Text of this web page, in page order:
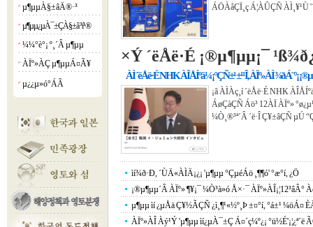
¡á µ¶µµÀ§±âÄ®·³
¡á µ¶µµ¿µÀ¯±ÇÀ§±â ³í¹®
¡á ¼¼°è°¡ º¸´Â µ¶µµ
¡á ÀÏº»ÀÇ µ¶µµÁ¤Ã¥
¡á µ¿¿µ»ó°­ÁÂ
ÁÖÀåÇÏ¸ç Á¦ÀÛÇÑ
×Ý ´ëÅë·É ¡®µ¶µµ¡¯
ÀÌ ´ëÅë·É NHK ÀÎÅÍºä¼­ ¡°ÇÑ±¹ ±¹¹Î, ÀÏº»ÀÌ ¾ðÁ¨°¡
¡ã ÀÌÀç¸í ´ëÅë·É NHK
ÁøÇàÇÑ Áö³­ 12ÀÏ ÀÏº»
¼Ò¸®³ª´Â ´ë·Î Ç¥±âÇÑ µÚ
ìí¾ð·Ð, ´ÙÄ«ÀÌÄ¡¿¡ 'µ¶µµ °ÇµéÁö ¸¶¶ó' °æ°í, ¿Ö
¡®µ¶µµ´Â ÀÏº» ¶¥¡¯ ¼Ò³à»ó Å×·¯
µ¶µµ ìí ¿µÅä Ç¥½ÃÇÑ ¿ì¸¶¹«½º¸Þ ±¤°í, °á±¹ ¼öÁ¤
ÀÏº»ÀÎ Àý¹Ý 'µ¶µµ ìí¿µÀ¯±Ç Á¤´ç¼º¿¡ °ü½É'¡¦¿ª´ë